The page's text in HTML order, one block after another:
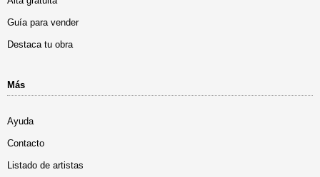
Guía para vender
Destaca tu obra
Más
Ayuda
Contacto
Listado de artistas